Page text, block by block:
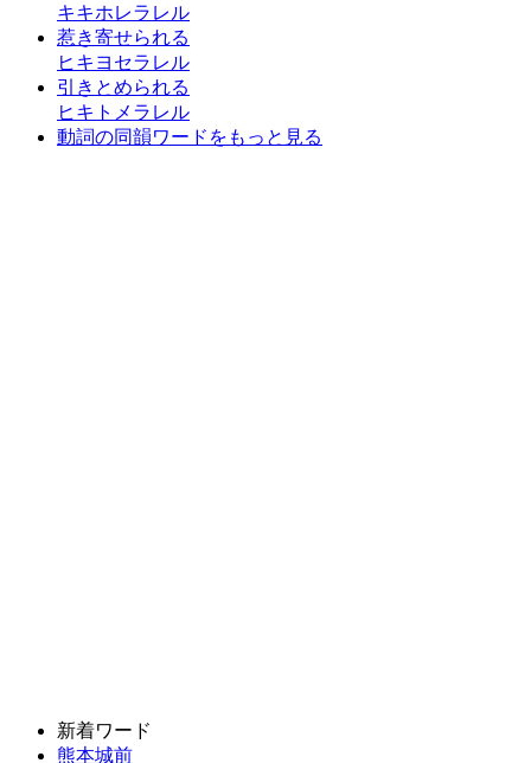
キキホレラレル
惹き寄せられる
ヒキヨセラレル
引きとめられる
ヒキトメラレル
動詞の同韻ワードをもっと見る
新着ワード
熊本城前